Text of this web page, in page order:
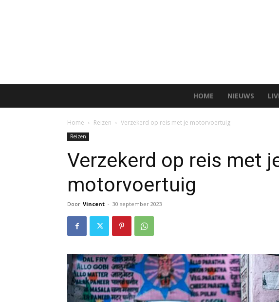
HOME NIEUWS
Home Reizen Verzekerd op reis met je motorvoertuig
Reizen
Verzekerd op reis met
motorvoertuig
Door Vincent - 30 september 2023